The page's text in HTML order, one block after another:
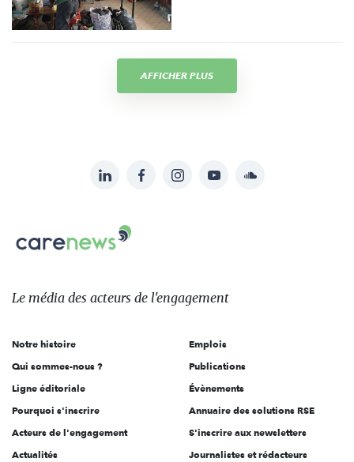
AFFICHER PLUS
sur:
LinkedInFacebookInstagramYouTubeSoundcloud
Le
des
l'engagement
Le média des acteurs de l'engagement
Notre histoire
Qui sommes-nous ?
Ligne éditoriale
Pourquoi s'inscrire
Acteurs de l'engagement
Actualités
Emplois
Publications
Évènements
Annuaire des solutions RSE
S'inscrire aux newsletters
Journalistes et rédacteurs